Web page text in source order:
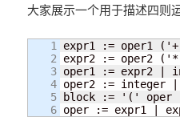
大家展示一个用于描述四则
1
2
3
4
5
expr1 := oper1
expr2 := oper2
oper1 := expr2 |
oper2 := integer
block := '('
oper := expr1 |